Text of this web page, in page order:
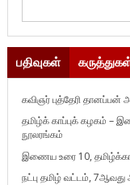
பதிவுகள்
கவிஞர் புத்தேரி தானப்பன்
தமிழ்க் காப்புக் கழகம் –
நூலரங்கம்
இணைய உரை 10,
நட்பு தமிழ் வட்டம்,